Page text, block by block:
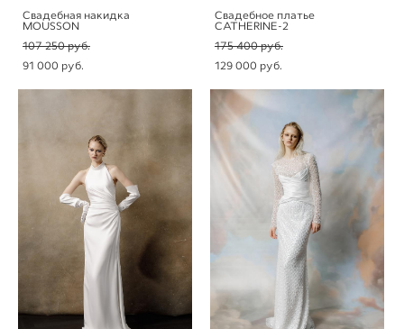
Свадебная накидка
MOUSSON
107 250 pуб.
91 000 pуб.
Свадебное платье
CATHERINE-2
175 400 pуб.
129 000 pуб.